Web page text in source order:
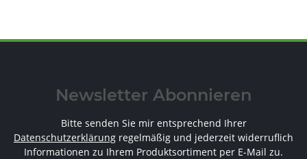
Newsletter Abonnieren
Bitte senden Sie mir entsprechend Ihrer
Datenschutzerklärung regelmäßig und jederzeit widerruflich
Informationen zu Ihrem Produktsortiment per E-Mail zu.